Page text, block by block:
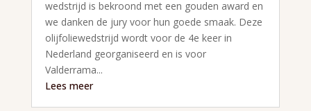
wedstrijd is bekroond met een gouden award en
we danken de jury voor hun goede smaak. Deze
olijfoliewedstrijd wordt voor de 4e keer in
Nederland georganiseerd en is voor
Valderrama...
Lees meer